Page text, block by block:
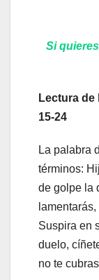
Si
Lectura
15-24
La palabra
términos:
de golpe la
Suspira en
duelo,
no te